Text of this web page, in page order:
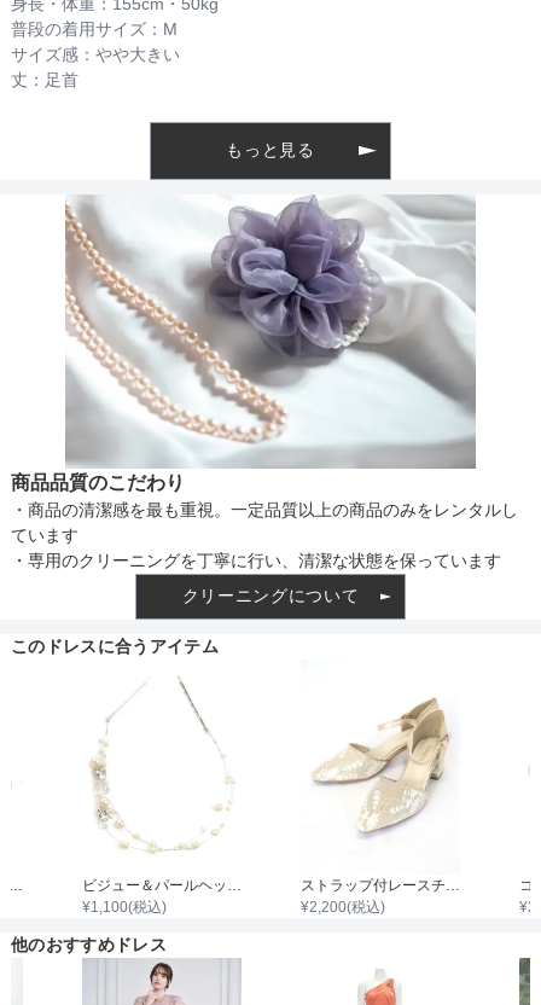
仕様
生地透けないためインナーはお持ちのもの
透け感 腕
着丈目安
骨格タイプ
普段の着用サイズ： M
サイズ感： やや大きい
丈： 足首
もっと見る
商品品質のこだわり
・商品の清潔感を最も重視。一定品質以上の商品のみをレンタルし
ています
・専用のクリーニングを丁寧に行い、清潔な状態を保っています
クリーニングについて
このドレスに合うアイテム
¥1,100(税込)
¥2,200(税込) ¥
他のおすすめドレス